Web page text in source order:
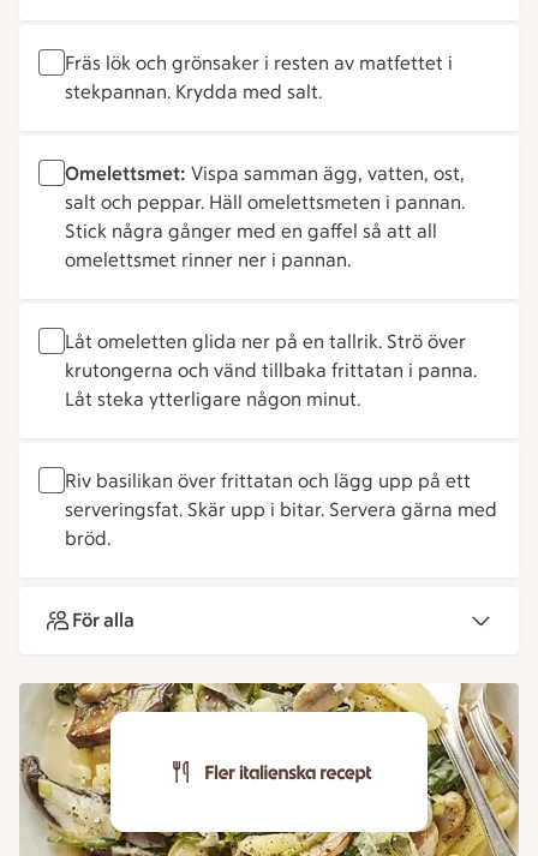
Fräs lök och grönsaker i resten av matfettet i
stekpannan. Krydda med salt.
Omelettsmet: Vispa samman ägg, vatten, ost,
salt och peppar. Häll omelettsmeten i pannan.
Stick några gånger med en gaffel så att all
omelettsmet rinner ner i pannan.
Låt omeletten glida ner på en tallrik. Strö över
krutongerna och vänd tillbaka frittatan i panna.
Låt steka ytterligare någon minut.
Riv basilikan över frittatan och lägg upp på ett
serveringsfat. Skär upp i bitar. Servera gärna med
bröd.
För alla